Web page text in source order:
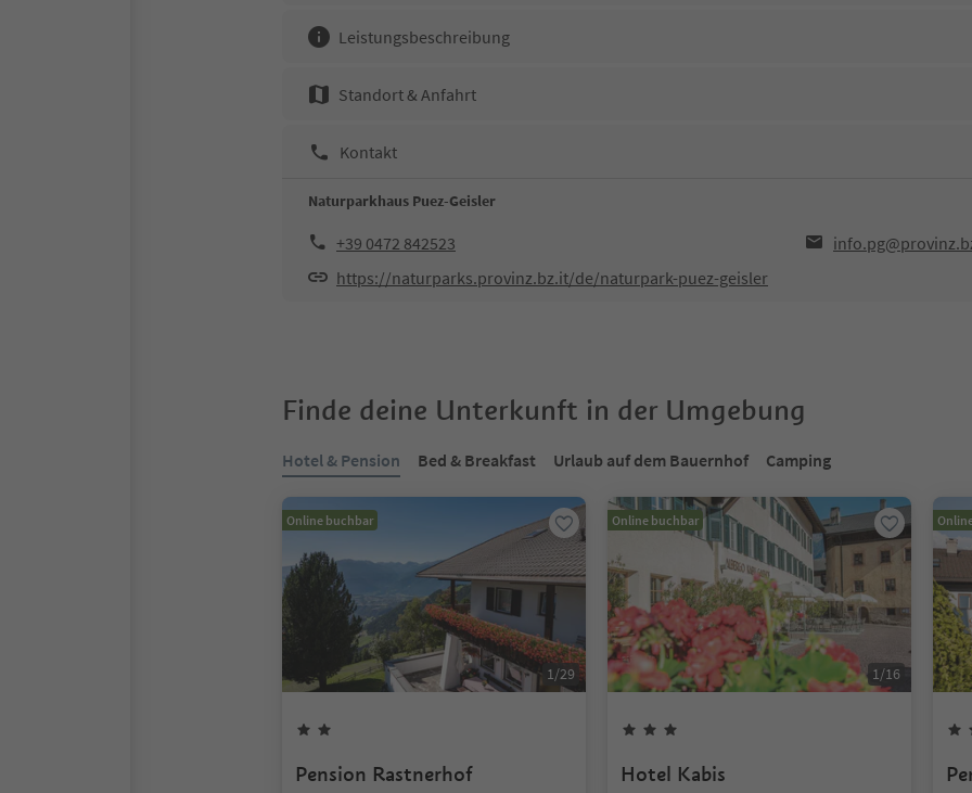
Leistungsbeschreibung
Standort & Anfahrt
Kontakt
Naturparkhaus Puez-Geisler
+39 0472 842523
https://naturparks.provinz.bz.it/de/naturpark-puez-geisler
Finde deine Unterkunft in der Umgebung
Hotel & Pension Bed & Breakfast Urlaub auf dem Bauernhof Camping
Online buchbar
1/29
Pension Rastnerhof
Online buchbar
1/16
Hotel Kabis